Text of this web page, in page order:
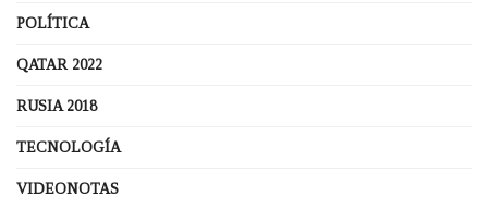
POLÍTICA
QATAR 2022
RUSIA 2018
TECNOLOGÍA
VIDEONOTAS